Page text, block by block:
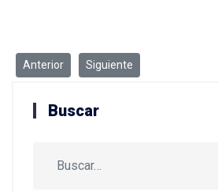
Artículo anterior: Lo que nadie te dice
Anterior Artículo siguiente: SMS
Siguiente
Buscar